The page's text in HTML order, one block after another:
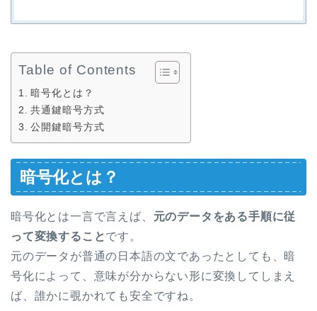
Table of Contents
暗号化とは？
共通鍵暗号方式
公開鍵暗号方式
暗号化とは？
暗号化とは一言で言えば、 元のデータをある手順に従
って変換することです。
元のデータが普通の日本語の文であったとしても、暗
号化によって、意味が分からない形に変換してしまえ
ば、誰かに覗かれても安全ですね。